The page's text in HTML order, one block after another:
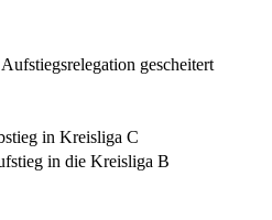
gescheitert
in Kreisliga C
in die Kreisliga B